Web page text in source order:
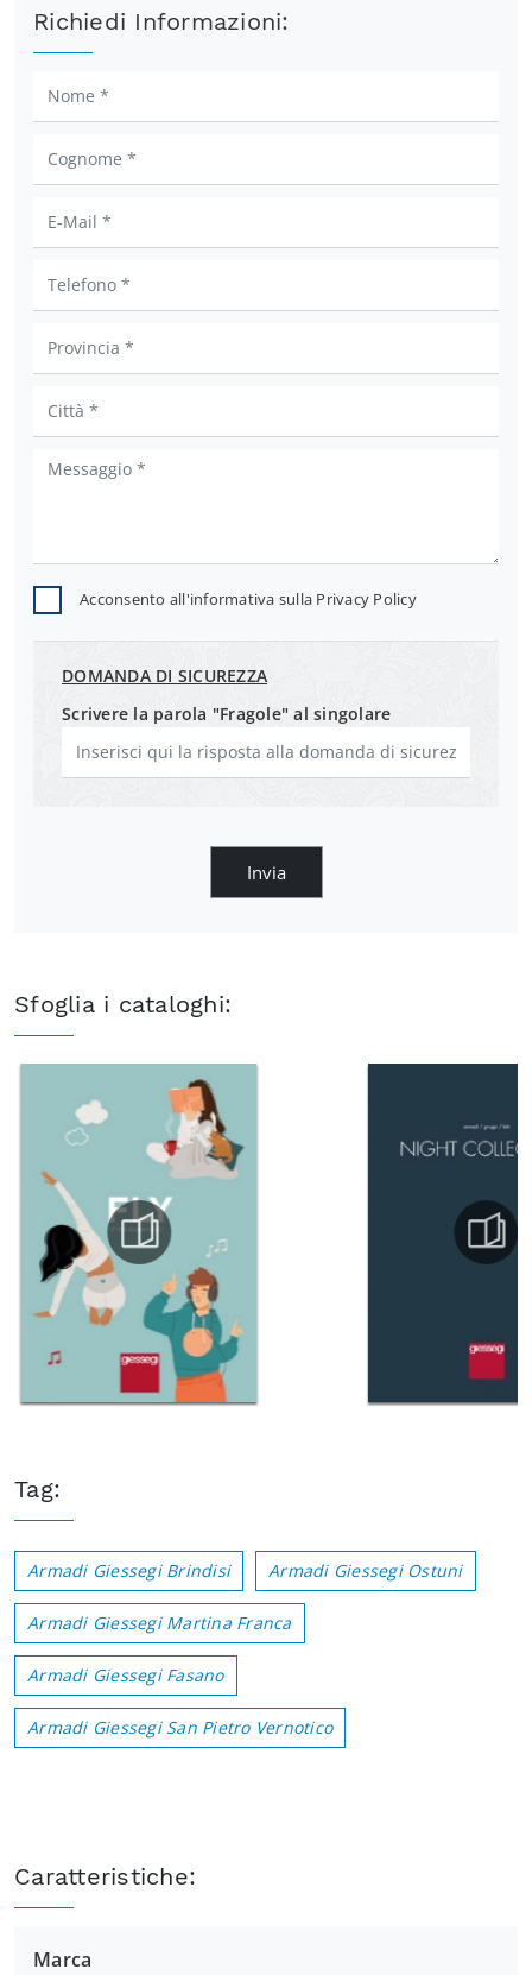
Richiedi Informazioni:
Acconsento all'informativa sulla Privacy Policy
DOMANDA DI SICUREZZA
Scrivere la parola "Fragole" al singolare
Invia
Sfoglia i cataloghi:
Tag:
Armadi Giessegi Brindisi Armadi Giessegi Ostuni
Armadi Giessegi Martina Franca
Armadi Giessegi Fasano
Armadi Giessegi San Pietro Vernotico
Caratteristiche:
Marca